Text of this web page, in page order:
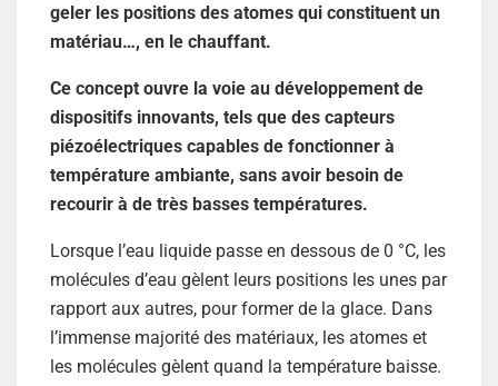
geler les positions des atomes qui constituent un
matériau…, en le chauffant.
Ce concept ouvre la voie au développement de
dispositifs innovants, tels que des capteurs
piézoélectriques capables de fonctionner à
température ambiante, sans avoir besoin de
recourir à de très basses températures.
Lorsque l’eau liquide passe en dessous de 0 °C, les
molécules d’eau gèlent leurs positions les unes par
rapport aux autres, pour former de la glace. Dans
l’immense majorité des matériaux, les atomes et
les molécules gèlent quand la température baisse.